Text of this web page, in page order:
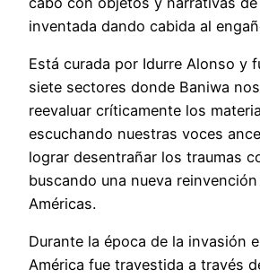
inventada dando cabida al
Está curada por Idurre Alonso y
siete sectores donde Baniwa
reevaluar críticamente los
escuchando nuestras voces
lograr desentrañar los traumas
buscando una nueva
Américas.
Durante la época de la invasión
América fue travestida a través